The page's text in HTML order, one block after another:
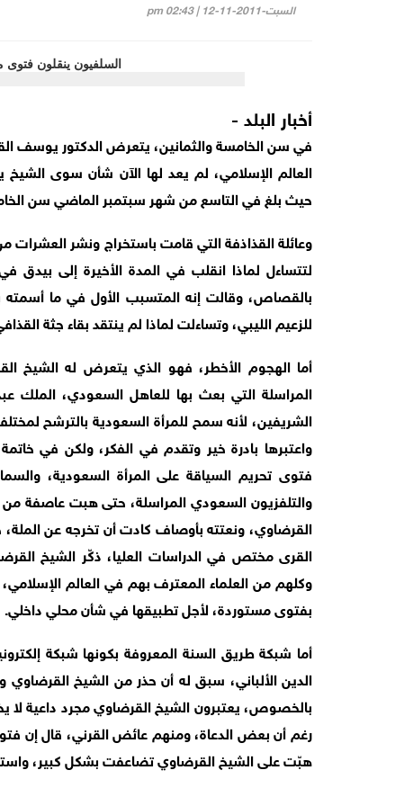
السبت-2011-11-12 | 02:43 pm
أخبار البلد -
في سن الخامسة والثمانين، يتعرض الدكتور يوسف
العالم الإسلامي، لم يعد لها الآن شأن سوى
حيث بلغ في التاسع من شهر سبتمبر الماضي سن
وعائلة القذاذفة التي قامت باستخراج ونشر
لتتساءل لماذا انقلب في المدة الأخيرة إلى بيدق
بالقصاص، وقالت إنه المتسبب الأول في ما أسمته
للزعيم الليبي، وتساءلت لماذا لم ينتقد بقاء جثة
أما الهجوم الأخطر، فهو الذي يتعرض له الشيخ
المراسلة التي بعث بها للعاهل السعودي، الملك
الشريفين، لأنه سمح للمرأة السعودية بالترشح
واعتبرها بادرة خير وتقدم في الفكر، ولكن في
فتوى تحريم السياقة على المرأة السعودية،
والتلفزيون السعودي المراسلة، حتى هبت عاصفة
القرضاوي، ونعتته بأوصاف كادت أن تخرجه عن
القرى مختص في الدراسات العليا، ذكّر الشيخ
وكلهم من العلماء المعترف بهم في العالم
بفتوى مستوردة، لأجل تطبيقها في شأن محلي داخلي.
أما شبكة طريق السنة المعروفة بكونها شبكة
الدين الألباني، سبق له أن حذر من الشيخ
بالخصوص، يعتبرون الشيخ القرضاوي مجرد داعية لا
رغم أن بعض الدعاة، ومنهم عائض القرني، قال إن
هبّت على الشيخ القرضاوي تضاعفت بشكل كبير،